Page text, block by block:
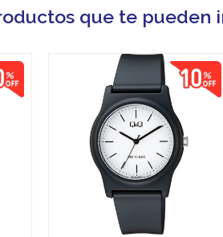
que te pueden